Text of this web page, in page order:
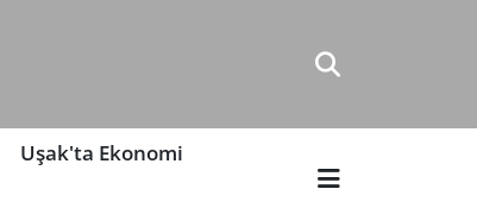
Uşak'ta Ekonomi